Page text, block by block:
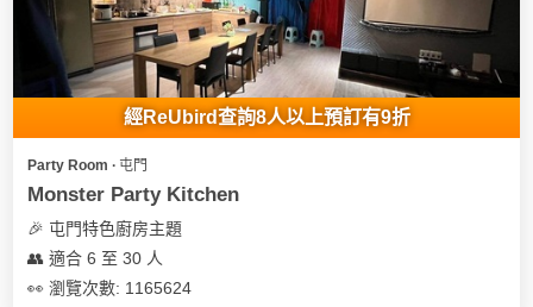
即
煮
列
會
及
拍
子
活
願
清
經ReUbird查詢8人以上預訂有9折
Party Room ∙ 屯門
Monster Party Kitchen
🎉 屯門特色廚房主題
👥 適合 6 至 30 人
👀 瀏覽次數: 1165624